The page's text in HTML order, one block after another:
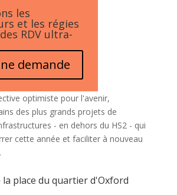
les
et les régies
RDV ultra-
demande
optimiste pour l'avenir,
des plus grands projets de
- en dehors du HS2 - qui
cette année et faciliter à nouveau
la place du quartier d'Oxford